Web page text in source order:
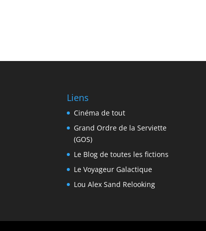
Liens
Cinéma de tout
Grand Ordre de la Serviette
(GOS)
Le Blog de toutes les fictions
Le Voyageur Galactique
Lou Alex Sand Relooking